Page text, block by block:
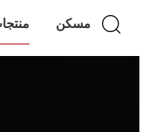
مسكن